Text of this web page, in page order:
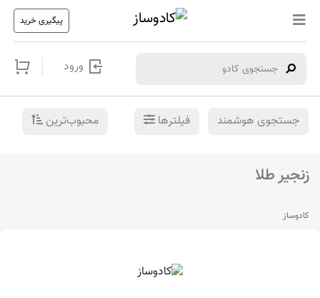
پیگیری خرید
ورود
جستجوی هوشمند فیلترها محبوب‌ترین
زنجیر طلا
کادوساز